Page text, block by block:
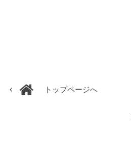
トップページへ